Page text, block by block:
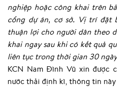
nghiệp hoặc công khai trên
cổng dự án, cơ sở. Vị trí đặt
thuận lợi cho người dân theo
khai ngay sau khi có kết quả
liên tục trong thời gian 30
KCN Nam Đình Vũ xin được
nước thải định kì, thông tin